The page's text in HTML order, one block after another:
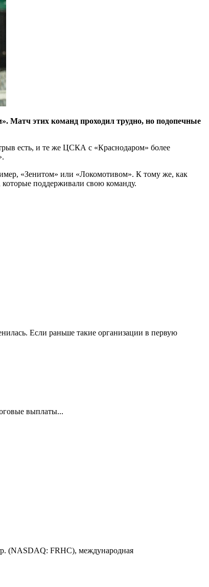
Матч этих команд проходил трудно, но подопечные
есть, и те же ЦСКА с «Краснодаром» более
«Зенитом» или «Локомотивом». К тому же, как
поддерживали свою команду.
Если раньше такие организации в первую
выплаты...
(NASDAQ: FRHC), международная